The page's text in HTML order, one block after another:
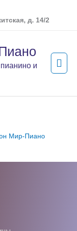
д. 14/2
и